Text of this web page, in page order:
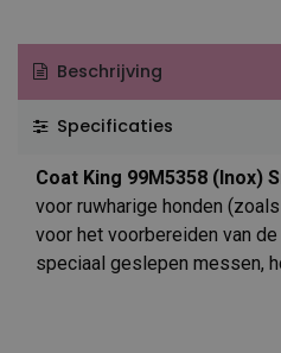
Beschrijving
Specificaties
Coat King 99M5358 (Inox)
voor ruwharige honden
voor het voorbereiden van
speciaal geslepen messen,